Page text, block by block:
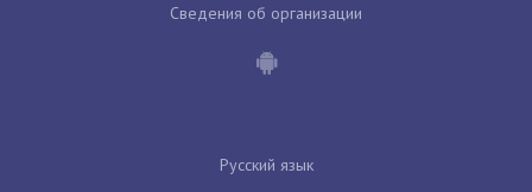
Сведения об организации
Русский язык